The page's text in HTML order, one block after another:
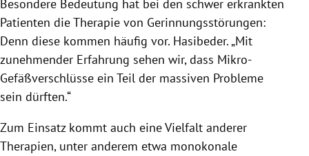
Besondere Bedeutung hat bei den schwer erkrankten
Patienten die Therapie von Gerinnungsstörungen:
Denn diese kommen häufig vor. Hasibeder. „Mit
zunehmender Erfahrung sehen wir, dass Mikro-
Gefäßverschlüsse ein Teil der massiven Probleme
sein dürften.“
Zum Einsatz kommt auch eine Vielfalt anderer
Therapien, unter anderem etwa monokonale